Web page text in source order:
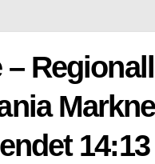
–
14:13